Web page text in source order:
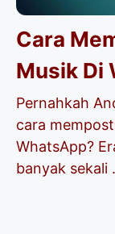
Cara
Musik Di
Pernahkah
cara
WhatsApp?
banyak sekali